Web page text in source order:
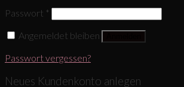
Passwort *
Angemeldet bleiben
Passwort vergessen?
Neues Kundenkonto anlegen